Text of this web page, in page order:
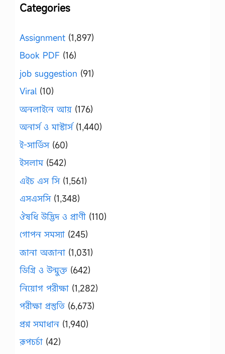
Categories
Assignment (1,897)
Book PDF (16)
job suggestion (91)
Viral (10)
অনলাইনে আয় (176)
অনার্স ও মাস্টার্স(1,440)
ই-সার্ভিস(60)
ইসলাম(542)
এইচ এস সি(1,561)
এসএসসি(1,348)
ঔষধি উদ্ভিদ ও প্রাণী (110)
গোপন সমস্যা (245)
জানা অজানা (1,031)
ডিগ্রি ও উন্মুক্ত (642)
নিয়োগ পরীক্ষা (1,282)
পরীক্ষা প্রস্তুতি (6,673)
প্রশ্ন সমাধান (1,940)
রূপচর্চা (42)